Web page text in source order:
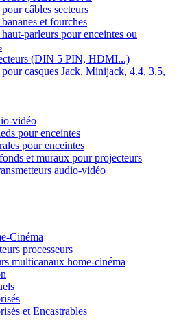
câbles secteurs
et fourches
parleurs pour enceintes ou
(DIN 5 PIN, HDMI...)
casques Jack, Minijack, 4.4, 3.5,
vidéo
pour enceintes
pour enceintes
et muraux pour projecteurs
audio-vidéo
Cinéma
processeurs
multicanaux home-cinéma
et Encastrables